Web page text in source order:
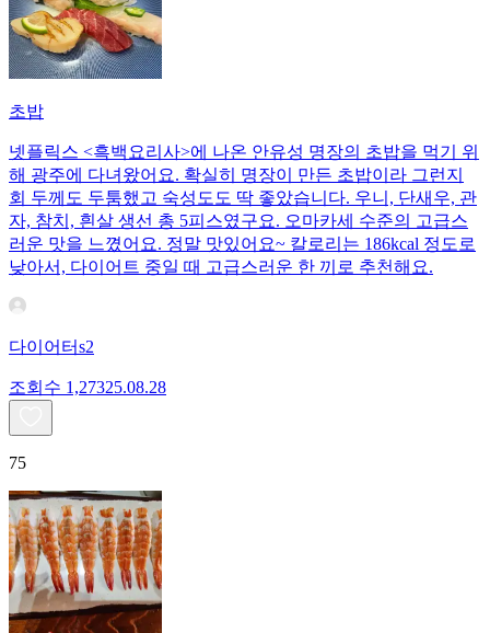
초밥
넷플릭스 <흑백요리사>에 나온 안유성 명장의 초밥을 먹기 위
해 광주에 다녀왔어요. 확실히 명장이 만든 초밥이라 그런지
회 두께도 두툼했고 숙성도도 딱 좋았습니다. 우니, 단새우, 관
자, 참치, 흰살 생선 총 5피스였구요. 오마카세 수준의 고급스
러운 맛을 느꼈어요. 정말 맛있어요~ 칼로리는 186kcal 정도로
낮아서, 다이어트 중일 때 고급스러운 한 끼로 추천해요.
다이어터s2
조회수 1,27325.08.28
75